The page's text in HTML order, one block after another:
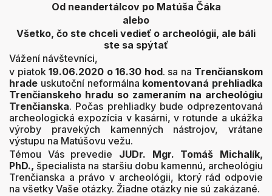
Od neandertálcov po Matúša Čáka
alebo
Všetko, čo ste chceli vedieť o archeológii, ale báli
ste sa spýtať
Vážení návštevníci,
v piatok 19.06.2020 o 16.30 hod. sa na Trenčianskom
hrade uskutoční neformálna komentovaná prehliadka
Trenčianskeho hradu so zameraním na archeológiu
Trenčianska. Počas prehliadky bude odprezentovaná
archeologická expozícia v kasárni, v rotunde a ukážka
výroby pravekých kamenných nástrojov, vrátane
výstupu na Matúšovu vežu.
Témou Vás prevedie JUDr. Mgr. Tomáš Michalík,
PhD., špecialista na staršiu dobu kamennú, archeológiu
Trenčianska a právo v archeológii, ktorý rád odpovie
na všetky Vaše otázky. Žiadne otázky nie sú zakázané.